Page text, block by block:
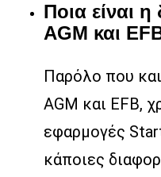
Ποια είναι
AGM και
Παρόλο που
AGM και EFB,
εφαρμογές
κάποιες